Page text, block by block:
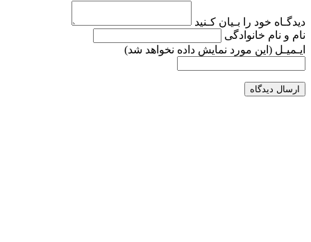
دیدگـاه خود را بـیان کـنید
نام و نام خانوادگی
ایـمیـل (این مورد نمایش داده نخواهد شد)
ارسال دیدگاه